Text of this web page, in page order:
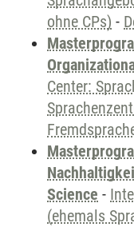
ohne CPs) -
Center:
Science -
(ehemals